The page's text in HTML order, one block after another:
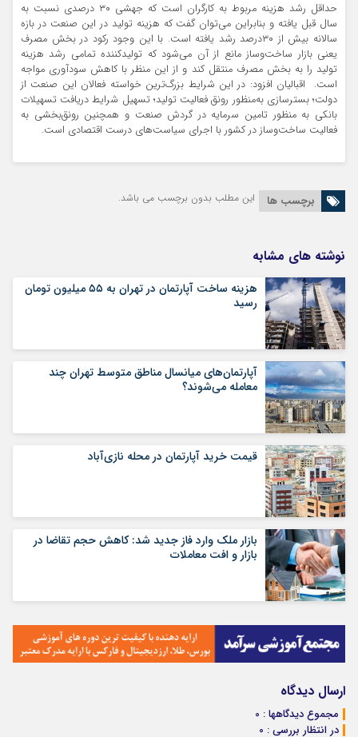
حداقل رشد هزینه مربوط به کارگران است که جهشی ۳۰ درصدی نسبت به
سال قبل یافته و بنابراین می‌توان گفت که هزینه تولید در این صنعت در بازه
سالانه بیش از ۳۰‌درصد رشد یافته است. با این وجود رکود در بخش مصرف
یعنی بازار ساخت‌‌وساز مانع از آن می‌شود که تولیدکننده تمامی رشد هزینه
تولید را به بخش مصرف منتقل کند و از این منظر با کاهش سودآوری مواجه
است. اقبالیان افزود: در این شرایط بزرگ‌ترین خواسته فعالان این صنعت از
دولت؛ بسترسازی به‌‌منظور رونق فعالیت تولید؛ تسهیل شرایط دریافت تسهیلات
بانکی به منظور تامین سرمایه در گردش صنعت و همچنین رونق‌‌بخشی به
فعالیت ساخت‌‌وساز در کشور با اجرای سیاست‌‌های درست اقتصادی است.
برچسب ها این مطلب بدون برچسب می باشد.
نوشته های مشابه
هزینه ساخت آپارتمان در تهران به ۵۵ میلیون تومان
رسید
آپارتمان‌های میانسال‌ مناطق متوسط تهران چند
معامله می‌شوند؟
قیمت خرید آپارتمان در محله نازی‌آباد
بازار ملک وارد فاز جدید شد: کاهش حجم تقاضا در
بازار و افت معاملات
ارسال دیدگاه
مجموع دیدگاهها : 0
در انتظار بررسی : 0